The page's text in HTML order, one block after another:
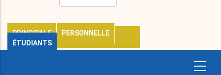
PRINCIPALE
PERSONNELLE
ÉTUDIANTS